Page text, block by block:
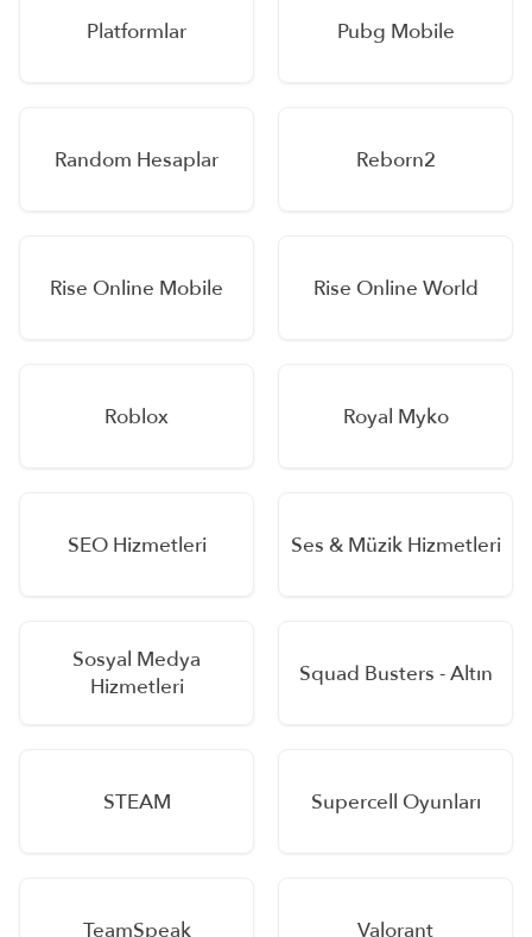
Platformlar Pubg Mobile
Random Hesaplar Reborn2
Rise Online Mobile Rise Online World
Roblox Royal Myko
SEO Hizmetleri Ses & Müzik Hizmetleri
Sosyal Medya
Hizmetleri
Squad Busters - Altın
STEAM Supercell Oyunları
TeamSpeak Valorant